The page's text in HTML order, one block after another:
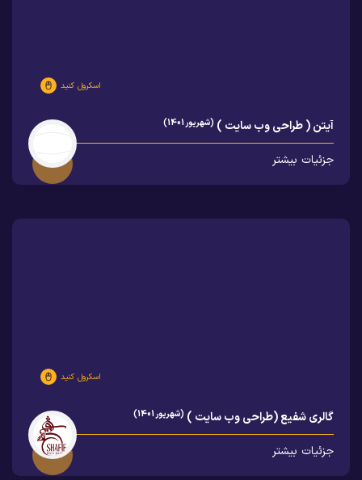
اسکرول کنید
آیتن ( طراحی وب سایت ) (شهریور 1401)
جزئیات بیشتر
اسکرول کنید
گالری شفیع (طراحی وب سایت ) (شهریور 1401)
جزئیات بیشتر